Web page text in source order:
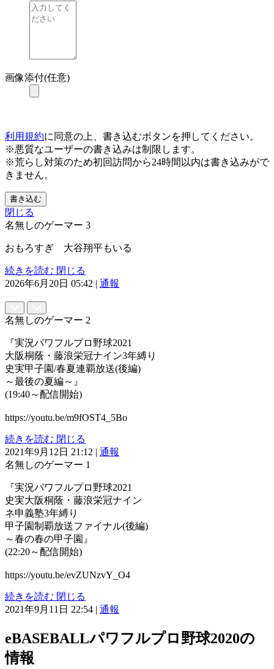
画像添付(任意)
利用規約に同意の上、書き込むボタンを押してください。
※悪質なユーザーの書き込みは制限します。
※荒らし対策のため初回訪問から24時間以内は書き込みがで
きません。
書き込む
閉じる
名無しのゲーマー 3
おもろすぎ 大谷翔平もいる
続きを読む 閉じる
2026年6月20日 05:42 | 通報
名無しのゲーマー 2
『実況パワフルプロ野球2021
大阪桐蔭・藤浪栄冠ナイン3年縛り
史実甲子園/春夏連覇放送(後編)
～最後の夏編～』
(19:40～配信開始)
https://youtu.be/m9fOST4_5Bo
続きを読む 閉じる
2021年9月12日 21:12 | 通報
名無しのゲーマー 1
『実況パワフルプロ野球2021
史実大阪桐蔭・藤浪栄冠ナイン
ネ申義塾3年縛り
甲子園制覇放送ファイナル(後編)
～春の春の甲子園』
(22:20～配信開始)
https://youtu.be/evZUNzvY_O4
続きを読む 閉じる
2021年9月11日 22:54 | 通報
eBASEBALLパワフルプロ野球2020の
情報